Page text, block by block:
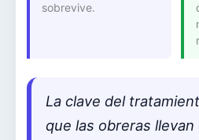
sobrevive.
La clave del
que las obreras llevan